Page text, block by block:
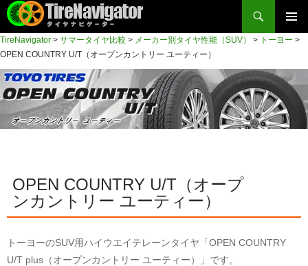
TireNavigator
検
索
メイン
ー
コ
ン
ン
ツ
へ
ス
プ
TireNavigator > サマータイヤ比較 > メーカー別タイヤ性能（SUV） > トーヨー >
OPEN COUNTRY U/T（オープンカントリー ユーティー）
OPEN COUNTRY U/T（オープ
ンカントリー ユーティー）
トーヨーのSUV用ハイウエイテレーンタイヤ「OPEN COUNTRY
U/T plus（オープンカントリー ユーティー）」です。